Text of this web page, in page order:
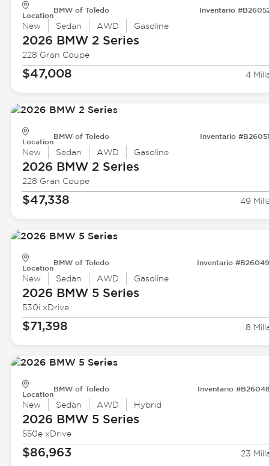
Location
BMW of Toledo Inventario
New Sedan AWD Gasoline
2026 BMW2 Series
228 Gran Coupe
$47,008 4
Location
BMW of Toledo Inventario
New Sedan AWD Gasoline
2026 BMW2 Series
228 Gran Coupe
$47,338 49
Location
BMW of Toledo Inventario
New Sedan AWD Gasoline
2026 BMW5 Series
530i xDrive
$71,398 8
Location
BMW of Toledo Inventario
New Sedan AWD Hybrid
2026 BMW5 Series
550e xDrive
$86,963 23